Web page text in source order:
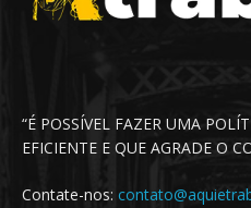
“É POSSÍVEL FAZER UMA
EFICIENTE E QUE AGRADE O
Contate-nos: